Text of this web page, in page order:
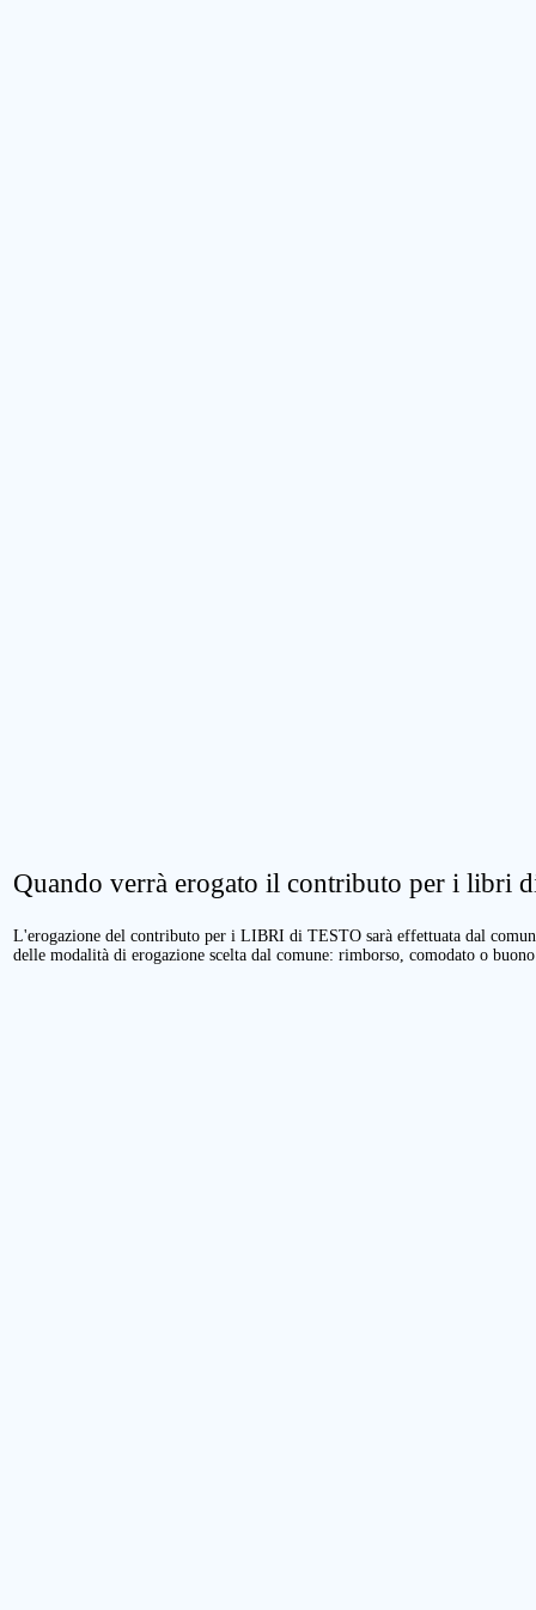
Quando verrà erogato il contributo per i libri
L'erogazione del contributo per i LIBRI di TESTO sarà effettuata dal
delle modalità di erogazione scelta dal comune: rimborso, comodato o